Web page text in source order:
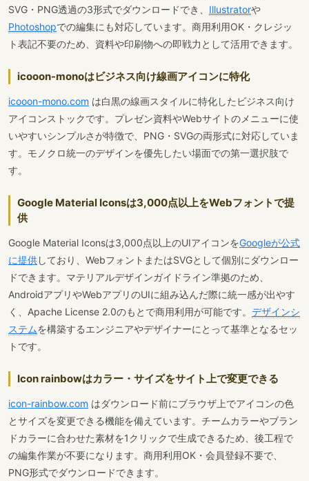
SVG・PNG透過の3形式でダウンロードでき、 Illustratorや
Photoshopでの編集にも対応しています。商用利用OK・クレジッ
ト表記不要のため、資料や印刷物への即戦力として活用できます。
icooon-monoはビジネス向け線画アイコンに特化
icooon-mono.com は白黒の線画スタイルに特化したビジネス向け
アイコンストックです。プレゼン資料やWebサイトのメニューに使
いやすいシンプルさが特徴で、PNG・SVGの両形式に対応していま
す。モノクロ統一のデザインを優先したい場面での第一選択肢で
す。
Google Material Iconsは3,000点以上をWebフォントで提
供
Google Material Iconsは3,000点以上のUIアイコンをGoogleが公式
に提供しており、WebフォントまたはSVGとして個別にダウンロー
ドできます。マテリアルデザインガイドライン準拠のため、
AndroidアプリやWebアプリのUIに組み込んだ際に統一感が出やす
く、Apache License 2.0のもとで商用利用が可能です。 デザインシ
ステムを構築するエンジニアやデザイナーにとって基準となるセッ
トです。
Icon rainbowはカラー・サイズをサイト上で変更できる
icon-rainbow.com はダウンロード前にブラウザ上でアイコンの色
とサイズを変更できる機能を備えています。チームカラーやブラン
ドカラーに合わせた素材を1クリックで生成できるため、後工程で
の編集作業が不要になります。商用利用OK・会員登録不要で、
PNG形式でダウンロードできます。